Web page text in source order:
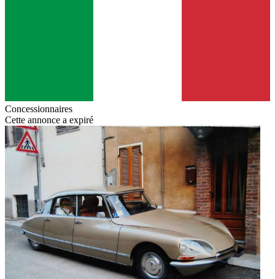
Concessionnaires
Cette annonce a expiré